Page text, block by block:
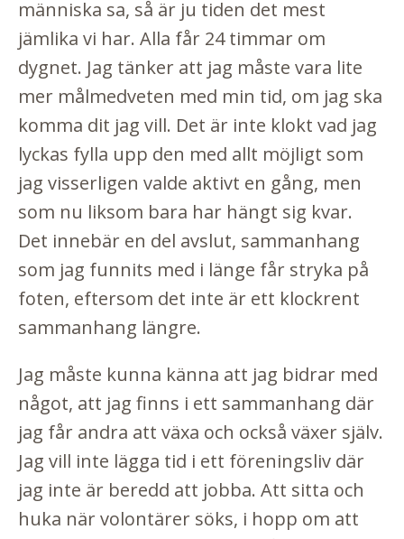
människa sa, så är ju tiden det mest
jämlika vi har. Alla får 24 timmar om
dygnet. Jag tänker att jag måste vara lite
mer målmedveten med min tid, om jag ska
komma dit jag vill. Det är inte klokt vad jag
lyckas fylla upp den med allt möjligt som
jag visserligen valde aktivt en gång, men
som nu liksom bara har hängt sig kvar.
Det innebär en del avslut, sammanhang
som jag funnits med i länge får stryka på
foten, eftersom det inte är ett klockrent
sammanhang längre.
Jag måste kunna känna att jag bidrar med
något, att jag finns i ett sammanhang där
jag får andra att växa och också växer själv.
Jag vill inte lägga tid i ett föreningsliv där
jag inte är beredd att jobba. Att sitta och
huka när volontärer söks, i hopp om att